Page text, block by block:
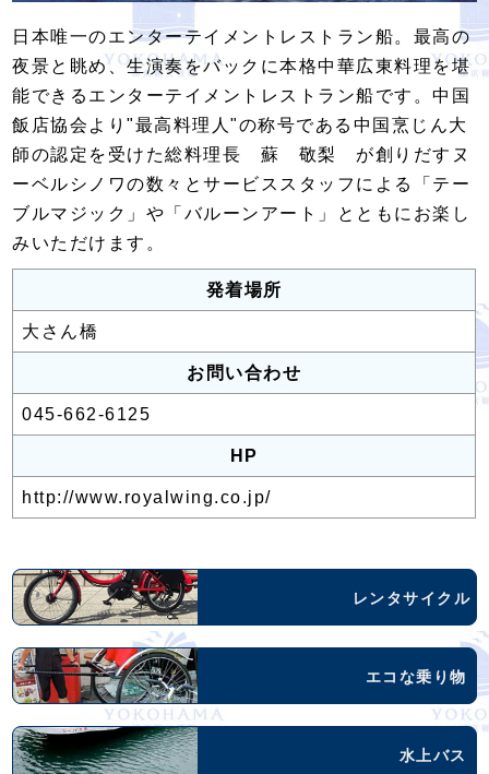
日本唯一のエンターテイメントレストラン船。最高の
夜景と眺め、生演奏をバックに本格中華広東料理を堪
能できるエンターテイメントレストラン船です。中国
飯店協会より"最高料理人"の称号である中国烹じん大
師の認定を受けた総料理長 蘇 敬梨 が創りだすヌ
ーベルシノワの数々とサービススタッフによる「テー
ブルマジック」や「バルーンアート」とともにお楽し
みいただけます。
発着場所
大さん橋
お問い合わせ
045-662-6125
HP
http://www.royalwing.co.jp/
レンタサイクル
エコな乗り物
水上バス